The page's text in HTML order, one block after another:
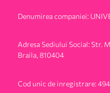
Denumirea companiei:
Adresa Sediului Social: Str.
Braila, 810404
Cod unic de inregistrare: